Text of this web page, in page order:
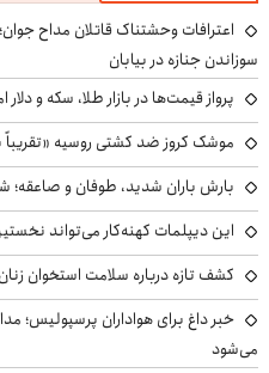
اعترافات وحشتناک قاتلان مداح
سوزاندن جنازه در بیابان
پرواز قیمت‌ها در بازار طلا، سکه و دلار امروز
موشک کروز ضد کشتی روسیه
بارش باران شدید، طوفان و
این دیپلمات کهنه‌کار می‌تواند
کشف تازه درباره سلامت استخوان زنان
خبر داغ برای هواداران
می‌شود